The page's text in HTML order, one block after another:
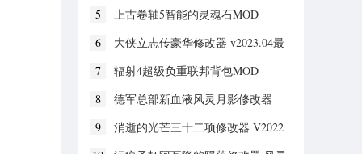
5
上古卷轴5智能的灵魂石MOD
6
大侠立志传豪华修改器 v2023.04最
7
辐射4超级负重联邦背包MOD
8
德军总部新血液风灵月影修改器
9
消逝的光芒三十二项修改器 V2022